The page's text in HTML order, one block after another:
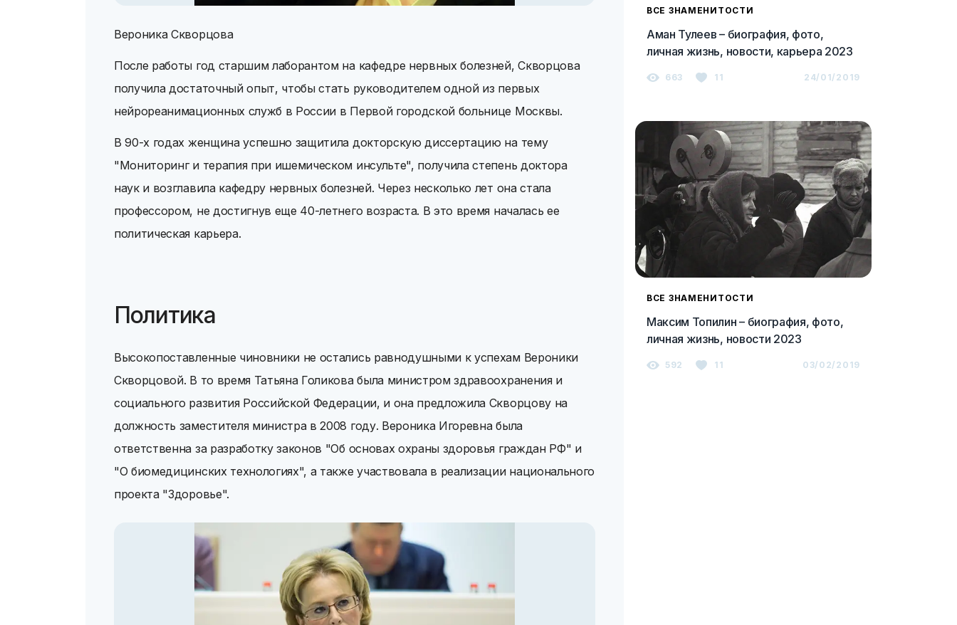
Вероника Скворцова
После работы год старшим лаборантом на кафедре нервных болезней, Скворцова
получила достаточный опыт, чтобы стать руководителем одной из первых
нейрореанимационных служб в России в Первой городской больнице Москвы.
В 90-х годах женщина успешно защитила докторскую диссертацию на тему
"Мониторинг и терапия при ишемическом инсульте", получила степень доктора
наук и возглавила кафедру нервных болезней. Через несколько лет она стала
профессором, не достигнув еще 40-летнего возраста. В это время началась ее
политическая карьера.
Политика
Высокопоставленные чиновники не остались равнодушными к успехам Вероники
Скворцовой. В то время Татьяна Голикова была министром здравоохранения и
социального развития Российской Федерации, и она предложила Скворцову на
должность заместителя министра в 2008 году. Вероника Игоревна была
ответственна за разработку законов "Об основах охраны здоровья граждан РФ" и
"О биомедицинских технологиях", а также участвовала в реализации национального
проекта "Здоровье".
ВСЕ ЗНАМЕНИТОСТИ
Аман Тулеев – биография, фото,
личная жизнь, новости, карьера 2023
663 11 24/01/2019
ВСЕ ЗНАМЕНИТОСТИ
Максим Топилин – биография, фото,
личная жизнь, новости 2023
592 11 03/02/2019